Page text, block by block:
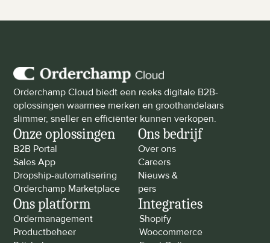
Orderchamp Cloud biedt een reeks digitale B2B-
oplossingen waarmee merken en groothandelaars
slimmer, sneller en efficiënter kunnen verkopen.
Onze oplossingen
B2B Portal
Sales App
Dropship-automatisering
Orderchamp Marketplace
Ons bedrijf
Over ons
Careers
Nieuws &
pers
Ons platform
Ordermanagement
Productbeheer
Integraties
Shopify
Woocommerce